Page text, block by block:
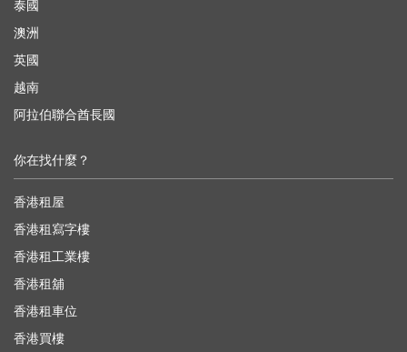
泰國
澳洲
英國
越南
阿拉伯聯合酋長國
你在找什麼？
香港租屋
香港租寫字樓
香港租工業樓
香港租舖
香港租車位
香港買樓